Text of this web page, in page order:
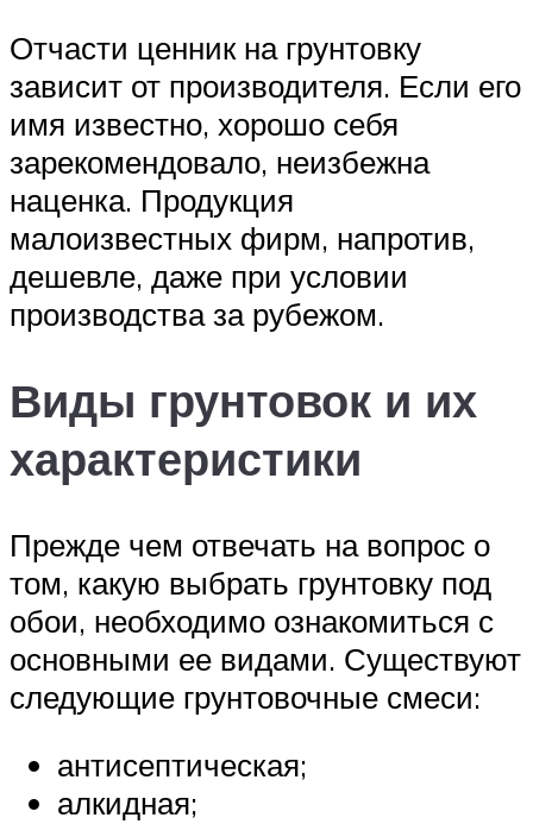
Отчасти ценник на грунтовку
зависит от производителя. Если его
имя известно, хорошо себя
зарекомендовало, неизбежна
наценка. Продукция
малоизвестных фирм, напротив,
дешевле, даже при условии
производства за рубежом.
Виды грунтовок и их
характеристики
Прежде чем отвечать на вопрос о
том, какую выбрать грунтовку под
обои, необходимо ознакомиться с
основными ее видами. Существуют
следующие грунтовочные смеси:
антисептическая;
алкидная;